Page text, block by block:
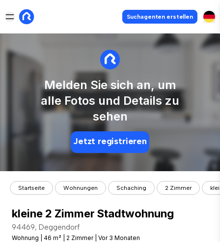
Suchagenten erstellen
Melden Sie sich an, um
alle Fotos und Details zu
sehen
Jetzt registrieren
Startseite Wohnungen Schaching 2 Zimmer
kleine 2 Zimmer Stadtwohnung
94469, Deggendorf
Wohnung 46 m² 2 Zimmer Vor 3 Monaten